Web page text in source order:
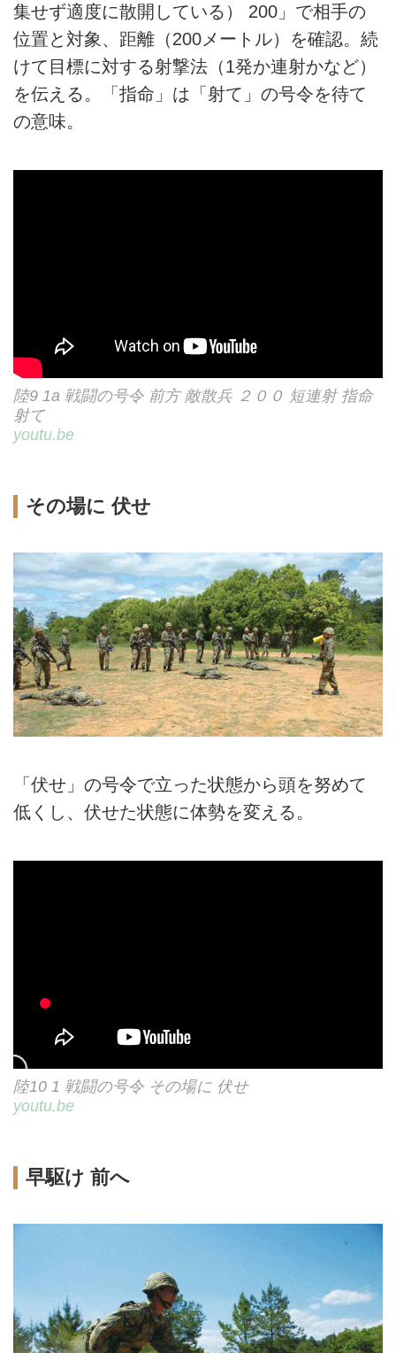
集せず適度に散開している） 200」で相手の
位置と対象、距離（200メートル）を確認。続
けて目標に対する射撃法（1発か連射かなど）
を伝える。「指命」は「射て」の号令を待て
の意味。
陸9 1a 戦闘の号令 前方 敵散兵 ２００ 短連射 指命
射て
youtu.be
その場に 伏せ
「伏せ」の号令で立った状態から頭を努めて
低くし、伏せた状態に体勢を変える。
陸10 1 戦闘の号令 その場に 伏せ
youtu.be
早駆け 前へ